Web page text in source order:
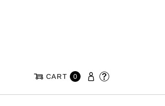
CART 0